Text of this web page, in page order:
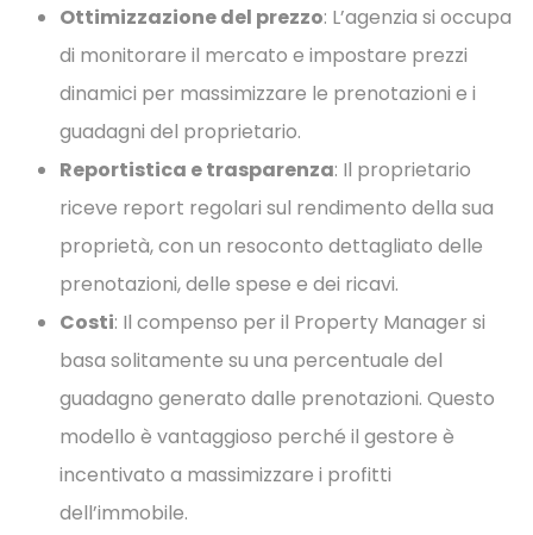
Ottimizzazione del prezzo: L’agenzia si occupa
di monitorare il mercato e impostare prezzi
dinamici per massimizzare le prenotazioni e i
guadagni del proprietario.
Reportistica e trasparenza: Il proprietario
riceve report regolari sul rendimento della sua
proprietà, con un resoconto dettagliato delle
prenotazioni, delle spese e dei ricavi.
Costi: Il compenso per il Property Manager si
basa solitamente su una percentuale del
guadagno generato dalle prenotazioni. Questo
modello è vantaggioso perché il gestore è
incentivato a massimizzare i profitti
dell’immobile.